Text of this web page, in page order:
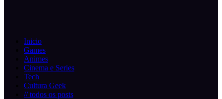
Inicio
Games
Animes
Cinema e Series
Tech
Cultura Geek
// todos os posts